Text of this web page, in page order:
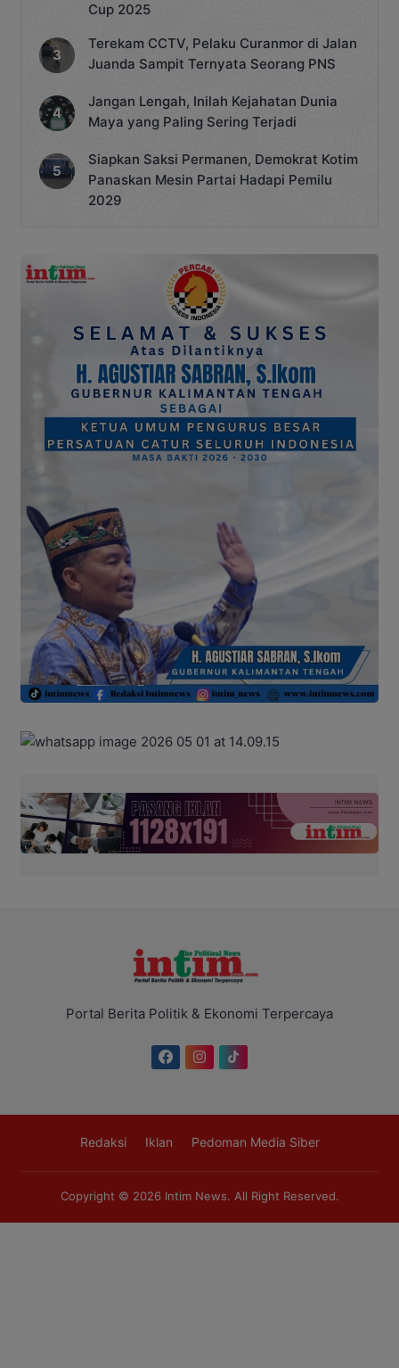
Cup 2025
Terekam CCTV, Pelaku Curanmor di Jalan
Juanda Sampit Ternyata Seorang PNS
Jangan Lengah, Inilah Kejahatan Dunia
Maya yang Paling Sering Terjadi
Siapkan Saksi Permanen, Demokrat Kotim
Panaskan Mesin Partai Hadapi Pemilu
2029
Portal Berita Politik & Ekonomi Terpercaya
Redaksi Iklan Pedoman Media Siber
Copyright © 2026 Intim News. All Right Reserved.